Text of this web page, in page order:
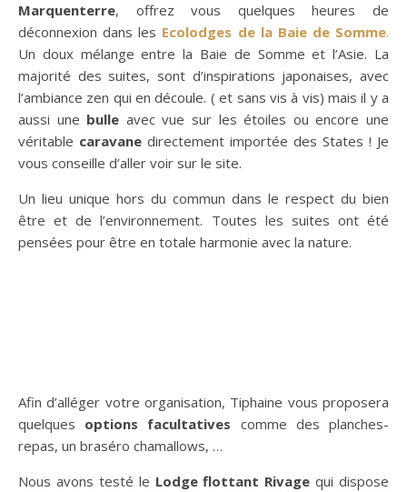
Marquenterre, offrez vous quelques heures de
déconnexion dans les Ecolodges de la Baie de Somme.
Un doux mélange entre la Baie de Somme et l’Asie. La
majorité des suites, sont d’inspirations japonaises, avec
l’ambiance zen qui en découle. ( et sans vis à vis) mais il y a
aussi une bulle avec vue sur les étoiles ou encore une
véritable caravane directement importée des States ! Je
vous conseille d’aller voir sur le site.
Un lieu unique hors du commun dans le respect du bien
être et de l’environnement. Toutes les suites ont été
pensées pour être en totale harmonie avec la nature.
Afin d’alléger votre organisation, Tiphaine vous proposera
quelques options facultatives comme des planches-
repas, un braséro chamallows, …
Nous avons testé le Lodge flottant Rivagequi dispose